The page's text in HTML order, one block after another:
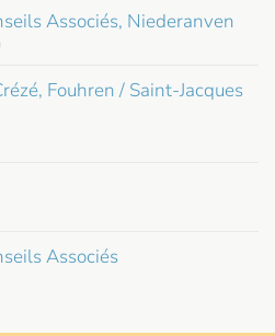
Associés, Niederanven
Fouhren / Saint-Jacques
Associés